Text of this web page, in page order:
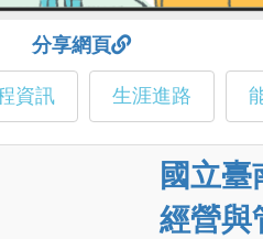
分享網頁
資訊 生涯進路
國立臺
經營與